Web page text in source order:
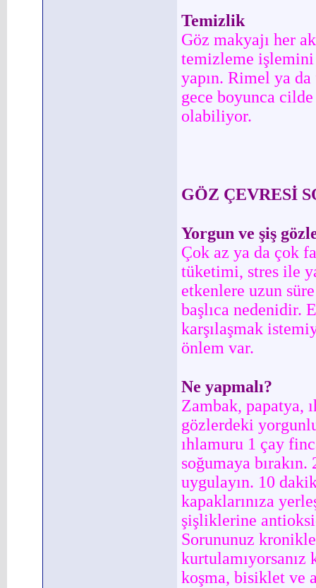
Temizlik
Göz makyajı her
temizleme işlemini
yapın. Rimel ya
gece boyunca
olabiliyor.
GÖZ ÇEVRESİ
Yorgun ve şiş
Çok az ya da çok
tüketimi, stres ile
etkenlere uzun
başlıca nedenidir.
karşılaşmak
önlem var.
Ne yapmalı?
Zambak, papatya,
gözlerdeki
ıhlamuru 1 çay
soğumaya
uygulayın. 10
kapaklarınıza
şişliklerine
Sorununuz
koşma, bisiklet ve